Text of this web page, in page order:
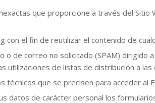
que proporcione a través del
con el fin de reutilizar el contenido de
o de correo no solicitado (SPAM)
utilizaciones de listas de distribución a
que se precisen para acceder al
datos de carácter personal los